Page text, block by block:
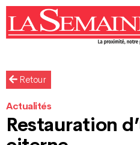
Retour
Actualités
Restauration